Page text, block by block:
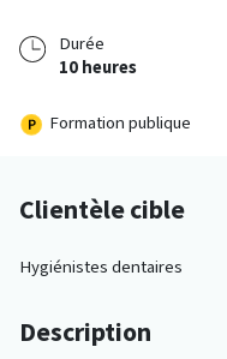
Durée
10 heures
Formation publique
Clientèle cible
Hygiénistes dentaires
Description